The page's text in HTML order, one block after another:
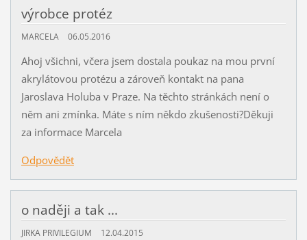
výrobce protéz
MARCELA 06.05.2016
Ahoj všichni, včera jsem dostala poukaz na mou první
akrylátovou protézu a zároveň kontakt na pana
Jaroslava Holuba v Praze. Na těchto stránkách není o
něm ani zmínka. Máte s ním někdo zkušenosti?Děkuji
za informace Marcela
Odpovědět
o naději a tak ...
JIRKA PRIVILEGIUM 12.04.2015